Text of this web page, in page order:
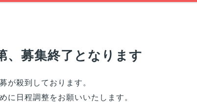
、募集終了となります
が殺到しております。
に日程調整をお願いいたします。